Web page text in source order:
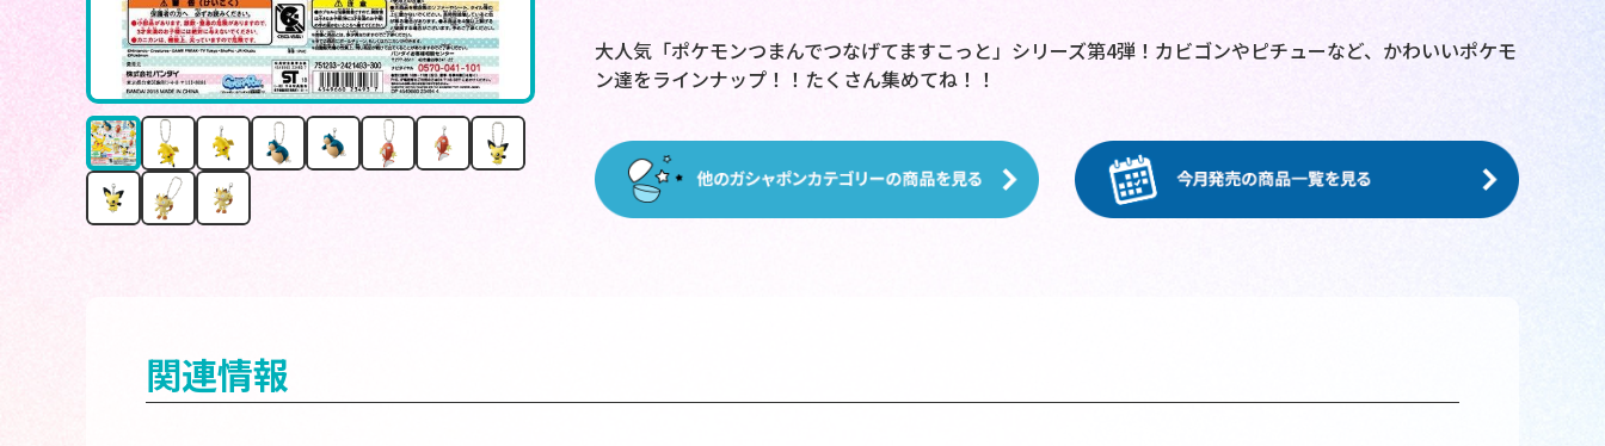
大人気「ポケモンつまんでつなげてますこっと」シリーズ第4弾！カビゴンやピチューなど、かわいいポケモ
ン達をラインナップ！！たくさん集めてね！！
関連情報